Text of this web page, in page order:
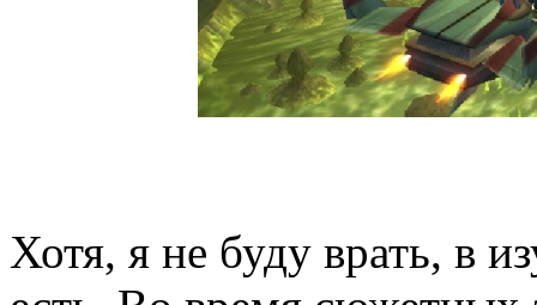
Хотя, я не буду врать, в